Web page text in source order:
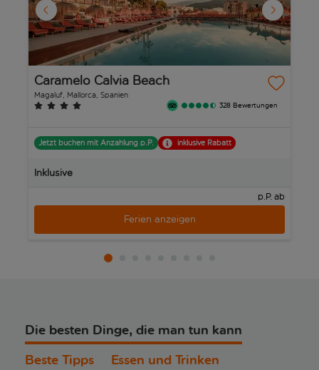
Caramelo Calvia Beach
Magaluf, Mallorca, Spanien
328 Bewertungen
Jetzt buchen mit Anzahlung p.P. inklusive Rabatt
Inklusive
p.P. ab
Ferien anzeigen
Die besten Dinge, die man tun kann
Beste Tipps
Essen und Trinken